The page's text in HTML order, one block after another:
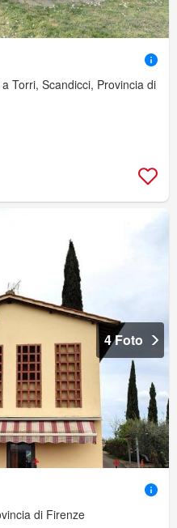
Torri, Scandicci, Provincia di
4 Foto
di Firenze